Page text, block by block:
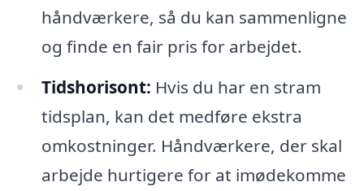
håndværkere, så du kan sammenligne
og finde en fair pris for arbejdet.
Tidshorisont: Hvis du har en stram
tidsplan, kan det medføre ekstra
omkostninger. Håndværkere, der skal
arbejde hurtigere for at imødekomme